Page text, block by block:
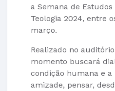
a Semana de
Teologia 2024, entre
março.
Realizado no
momento buscará
condição humana e
amizade, pensar,